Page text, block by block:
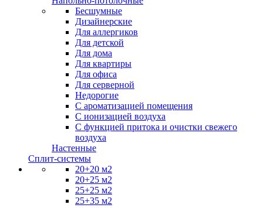
Бесшумные
Дизайнерские
Для аллергиков
Для детской
Для дома
Для квартиры
Для офиса
Для серверной
Недорогие
С ароматизацией помещения
С ионизацией воздуха
С функцией притока и очистки свежего
воздуха
Настенные
Сплит-системы
20+20 м2
20+25 м2
25+25 м2
25+35 м2